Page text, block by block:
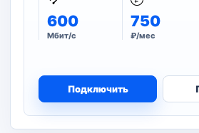
600
Мбит/с
750
₽/мес
Подключить